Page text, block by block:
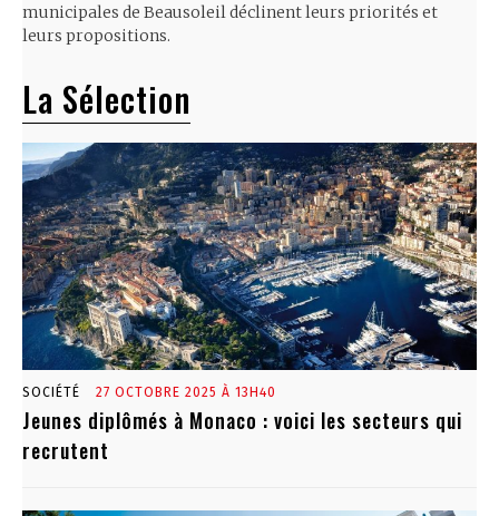
municipales de Beausoleil déclinent leurs priorités et
leurs propositions.
La Sélection
SOCIÉTÉ 27 OCTOBRE 2025 À 13H40
Jeunes diplômés à Monaco : voici les secteurs qui
recrutent